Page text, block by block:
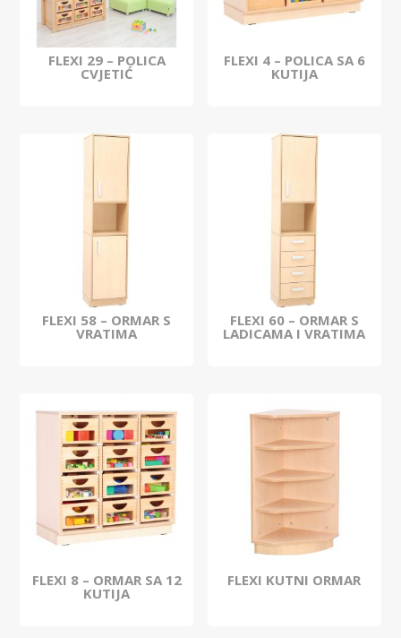
FLEXI 29 – POLICA
CVJETIĆ
FLEXI 4 – POLICA SA 6
KUTIJA
FLEXI 58 – ORMAR S
VRATIMA
FLEXI 60 – ORMAR S
LADICAMA I VRATIMA
FLEXI 8 – ORMAR SA 12
KUTIJA
FLEXI KUTNI ORMAR